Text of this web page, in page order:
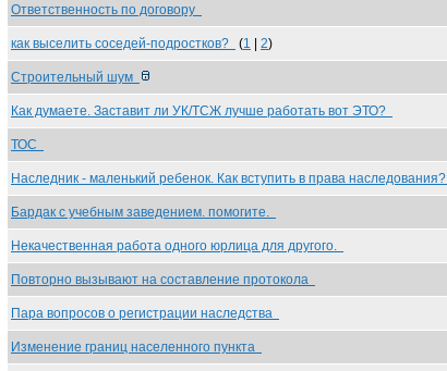
Ответственность по договору
как выселить соседей-подростков? (1 2)
Строительный шум
Как думаете. Заставит ли УК/ТСЖ лучше работать вот ЭТО?
ТОС
Наследник - маленький ребенок. Как вступить в права наследования?
Бардак с учебным заведением. помогите.
Некачественная работа одного юрлица для другого.
Повторно вызывают на составление протокола
Пара вопросов о регистрации наследства
Изменение границ населенного пункта